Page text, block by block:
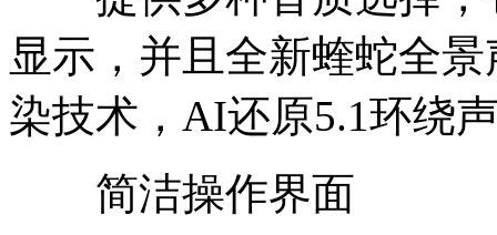
显示，并且全新蝰蛇全
染技术，AI还原5.1环绕
简洁操作界面